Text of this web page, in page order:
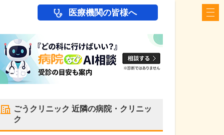
医療機関の皆様へ
ごうクリニック 近隣の病院・クリニッ
ク